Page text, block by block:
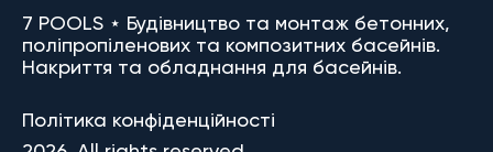
7 POOLS ⋆ Будівництво та монтаж бетонних,
поліпропіленових та композитних басейнів.
Накриття та обладнання для басейнів.
Політика конфіденційності